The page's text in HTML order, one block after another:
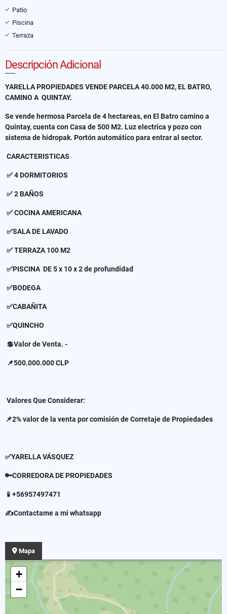
Patio
Piscina
Terraza
Descripción Adicional
YARELLA PROPIEDADES VENDE PARCELA 40.000 M2, EL BATRO,
CAMINO A QUINTAY.
Se vende hermosa Parcela de 4 hectareas, en El Batro camino a
Quintay, cuenta con Casa de 500 M2. Luz electrica y pozo con
sistema de hidropak. Portón automático para entrar al sector.
CARACTERISTICAS
✅ 4 DORMITORIOS
✅ 2 BAÑOS
✅ COCINA AMERICANA
✅SALA DE LAVADO
✅ TERRAZA 100 M2
✅PISCINA DE 5 x 10 x 2 de profundidad
✅BODEGA
✅CABAÑITA
✅QUINCHO
💲Valor de Venta. -
📌500.000.000 CLP
Valores Que Considerar:
📌2% valor de la venta por comisión de Corretaje de Propiedades
✅YARELLA VÁSQUEZ
🔑CORREDORA DE PROPIEDADES
📱+56957497471
✍Contactame a mi whatsapp
Mapa
+
−